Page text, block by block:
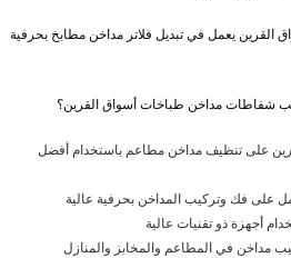
القرين يعمل في تبديل فلاتر مداخن مطابخ بحرفية
شفاطات مداخن طباخات أسواق القرين؟
على تنظيف مداخن مطاعم باستخدام أفضل
على فك وتركيب المداخن بحرفية عالية
أجهزة ذو تقنيات عالية
مداخن في المطاعم والمخابز والمنازل